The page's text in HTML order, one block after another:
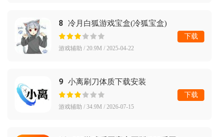
8 冷月白狐游戏宝盒(冷狐宝盒)
游戏辅助 / 20.9M / 2025-04-22
下载
9 小离刷刀体质下载安装
游戏辅助 / 34.9M / 2026-07-15
下载